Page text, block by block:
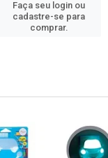
Faça seu login ou
cadastre-se para
comprar.